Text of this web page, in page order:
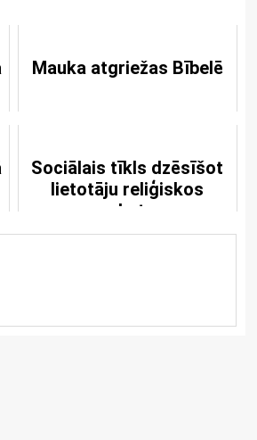
Mauka atgriežas Bībelē
Sociālais tīkls dzēsīšot
lietotāju reliģiskos
uzskatus